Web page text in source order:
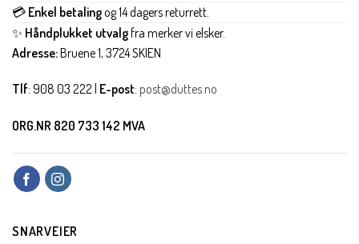
💳 Enkel betalingog 14 dagers returrett.
✨ Håndplukket utvalgfra merker vi elsker.
Adresse:Bruene 1, 3724 SKIEN
Tlf: 908 03 222 | E-post: post@duttes.no
ORG.NR 820 733 142 MVA
SNARVEIER